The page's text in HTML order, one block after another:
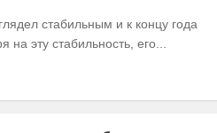
стабильным и к концу года
эту стабильность, его...